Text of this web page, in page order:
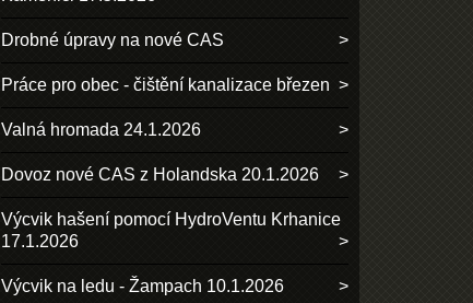
Drobné úpravy na nové CAS
Práce pro obec - čištění kanalizace březen
Valná hromada 24.1.2026
Dovoz nové CAS z Holandska 20.1.2026
Výcvik hašení pomocí HydroVentu Krhanice
17.1.2026
Výcvik na ledu - Žampach 10.1.2026